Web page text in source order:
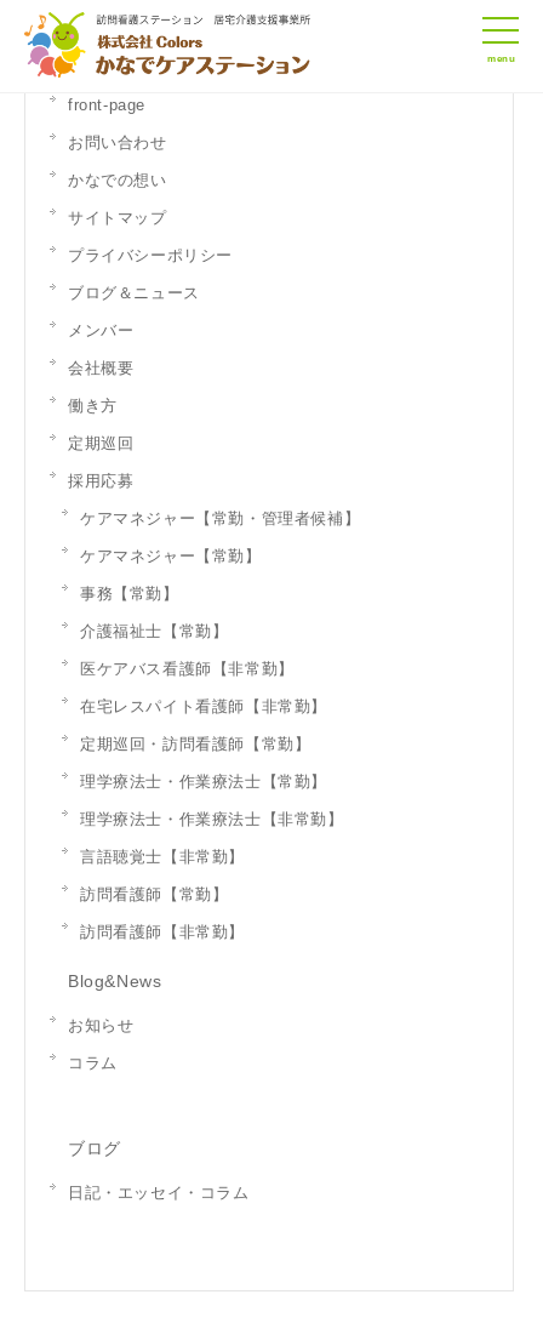
menu
front-page
お問い合わせ
かなでの想い
サイトマップ
プライバシーポリシー
ブログ＆ニュース
メンバー
会社概要
働き方
定期巡回
採用応募
ケアマネジャー【常勤・管理者候補】
ケアマネジャー【常勤】
事務【常勤】
介護福祉士【常勤】
医ケアバス看護師【非常勤】
在宅レスパイト看護師【非常勤】
定期巡回・訪問看護師【常勤】
理学療法士・作業療法士【常勤】
理学療法士・作業療法士【非常勤】
言語聴覚士【非常勤】
訪問看護師【常勤】
訪問看護師【非常勤】
Blog&News
お知らせ
コラム
ブログ
日記・エッセイ・コラム